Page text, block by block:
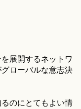
展開するネットワ
ローバルな意志決
のにとてもよい情